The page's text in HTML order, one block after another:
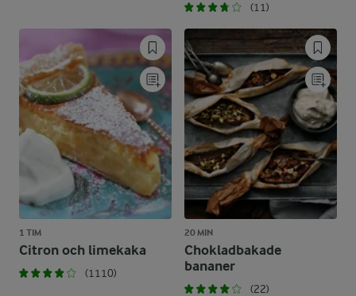
(11)
1 TIM
Citron och limekaka
(1110)
20 MIN
Chokladbakade
bananer
(22)